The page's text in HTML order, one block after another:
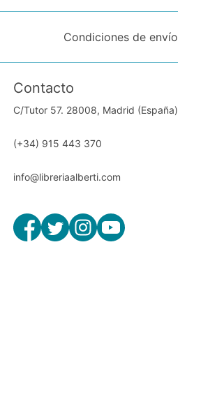
Condiciones de envío
Contacto
C/Tutor 57. 28008, Madrid (España)
(+34) 915 443 370
info@libreriaalberti.com